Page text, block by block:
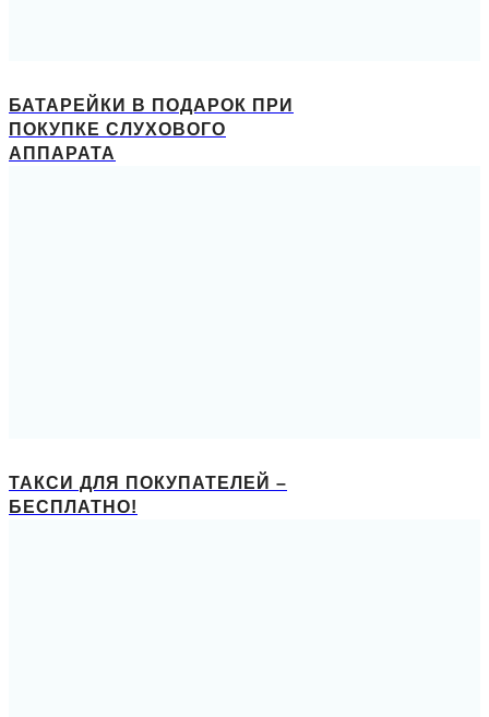
БАТАРЕЙКИ В ПОДАРОК ПРИ
ПОКУПКЕ СЛУХОВОГО
АППАРАТА
ТАКСИ ДЛЯ ПОКУПАТЕЛЕЙ –
БЕСПЛАТНО!